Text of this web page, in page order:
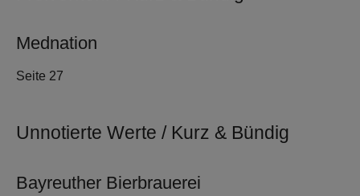
Mednation
Seite 27
Unnotierte Werte / Kurz & Bündig
Bayreuther Bierbrauerei